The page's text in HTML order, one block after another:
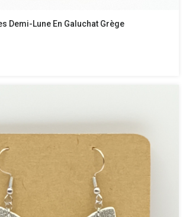
Demi-Lune En Galuchat Grège